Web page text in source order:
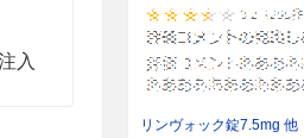
入
リンヴォック錠7.5mg 他